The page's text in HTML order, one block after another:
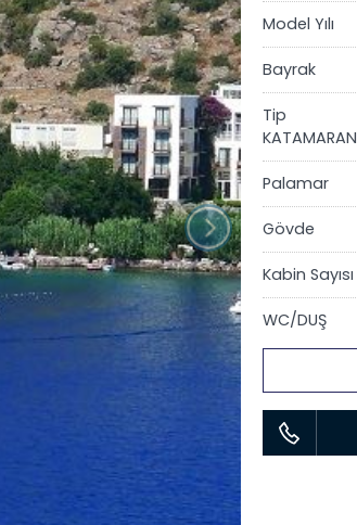
Model Yılı
Bayrak
Tip
KATAMARAN
Palamar
Gövde
Kabin Sayısı
WC/DUŞ